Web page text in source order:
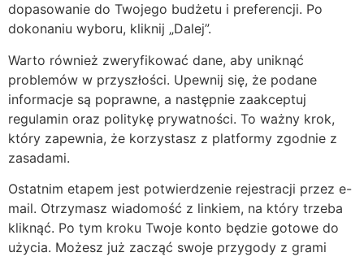
dopasowanie do Twojego budżetu i preferencji. Po
dokonaniu wyboru, kliknij „Dalej”.
Warto również zweryfikować dane, aby uniknąć
problemów w przyszłości. Upewnij się, że podane
informacje są poprawne, a następnie zaakceptuj
regulamin oraz politykę prywatności. To ważny krok,
który zapewnia, że korzystasz z platformy zgodnie z
zasadami.
Ostatnim etapem jest potwierdzenie rejestracji przez e-
mail. Otrzymasz wiadomość z linkiem, na który trzeba
kliknąć. Po tym kroku Twoje konto będzie gotowe do
użycia. Możesz już zacząć swoje przygody z grami